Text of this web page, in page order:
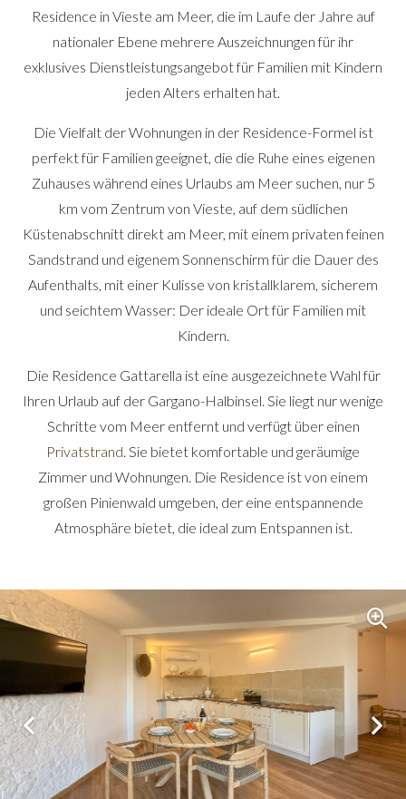
Residence in Vieste am Meer, die im Laufe der Jahre auf
nationaler Ebene mehrere Auszeichnungen für ihr
exklusives Dienstleistungsangebot für Familien mit Kindern
jeden Alters erhalten hat.
Die Vielfalt der Wohnungen in der Residence-Formel ist
perfekt für Familien geeignet, die die Ruhe eines eigenen
Zuhauses während eines Urlaubs am Meer suchen, nur 5
km vom Zentrum von Vieste, auf dem südlichen
Küstenabschnitt direkt am Meer, mit einem privaten feinen
Sandstrand und eigenem Sonnenschirm für die Dauer des
Aufenthalts, mit einer Kulisse von kristallklarem, sicherem
und seichtem Wasser: Der ideale Ort für Familien mit
Kindern.
Die Residence Gattarella ist eine ausgezeichnete Wahl für
Ihren Urlaub auf der Gargano-Halbinsel. Sie liegt nur wenige
Schritte vom Meer entfernt und verfügt über einen
Privatstrand. Sie bietet komfortable und geräumige
Zimmer und Wohnungen. Die Residence ist von einem
großen Pinienwald umgeben, der eine entspannende
Atmosphäre bietet, die ideal zum Entspannen ist.